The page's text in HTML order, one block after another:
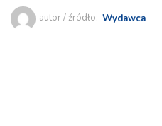
autor / źródło: Wydawca